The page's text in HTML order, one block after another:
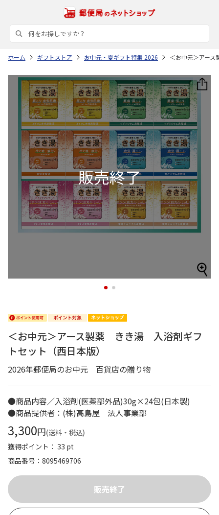
ホーム ギフトストア お中元・夏ギフト特集 2026 ＜お中元＞アー
1 2
＜お中元＞アース製薬 きき湯 入浴剤ギフ
トセット（西日本版）
2026年郵便局のお中元 百貨店の贈り物
●商品内容／入浴剤(医薬部外品)30g×24包(日本製)
●商品提供者：(株)高島屋 法人事業部
3,300円(送料・税込)
獲得ポイント： 33 pt
商品番号
8095469706